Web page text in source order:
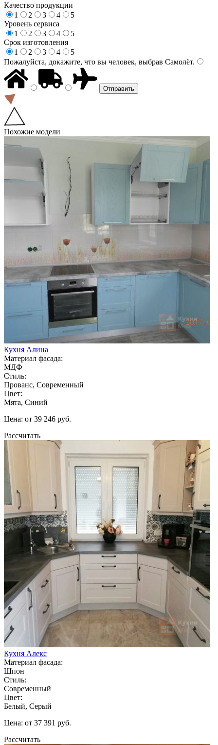
Качество продукции
1
2 3 4
5
Уровень сервиса
1
2 3 4
5
Срок изготовления
1
2 3 4
5
Пожалуйста, докажите, что вы человек, выбрав Самолёт.
Похожие модели
Кухня Алина
Материал фасада:
МДФ
Стиль:
Прованс, Современный
Цвет:
Мята, Синий
Цена: от 39 246 руб.
Рассчитать
Кухня Алекс
Материал фасада:
Шпон
Стиль:
Современный
Цвет:
Белый, Серый
Цена: от 37 391 руб.
Рассчитать